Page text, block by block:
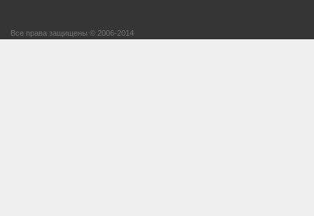
Все права защищены © 2006-2014